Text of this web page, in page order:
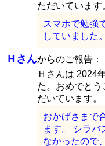
ただいています
スマホで勉強
していました。
Ｈさんからのご報告：
Ｈさんは 2024
た。おめでと
だいています。
おかげさまで
ます。 シラバ
なかったので